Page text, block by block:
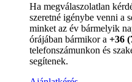
Ha megválaszolatlan
szeretné igénybe venni a
minket az év bármelyik
órájában bármikor a +36
telefonszámunkon és
segítenek.